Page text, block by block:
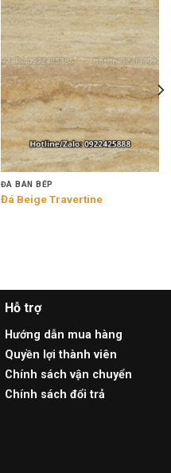
ĐÁ BÀN BẾP
Đá Beige Travertine
Hỗ trợ
Hướng dẫn mua hàng
Quyền lợi thành viên
Chính sách vận chuyển
Chính sách đổi trả